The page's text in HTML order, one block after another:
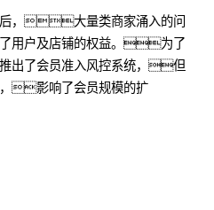
后，大量类商家涌入的问
用户及店铺的权益。为了
出了会员准入风控系统，但
影响了会员规模的扩